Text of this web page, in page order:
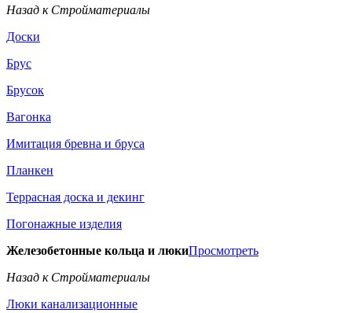
Назад к Стройматериалы
Доски
Брус
Брусок
Вагонка
Имитация бревна и бруса
Планкен
Террасная доска и декинг
Погонажные изделия
Железобетонные кольца и люкиПросмотреть
Назад к Стройматериалы
Люки канализационные